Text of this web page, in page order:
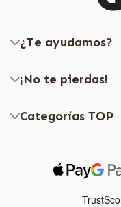
¿Te ayudamos?
¡No te pierdas!
Categorías TOP